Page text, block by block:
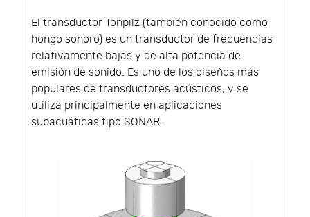
El transductor Tonpilz (también conocido como
hongo sonoro) es un transductor de frecuencias
relativamente bajas y de alta potencia de
emisión de sonido. Es uno de los diseños más
populares de transductores acústicos, y se
utiliza principalmente en aplicaciones
subacuáticas tipo SONAR.